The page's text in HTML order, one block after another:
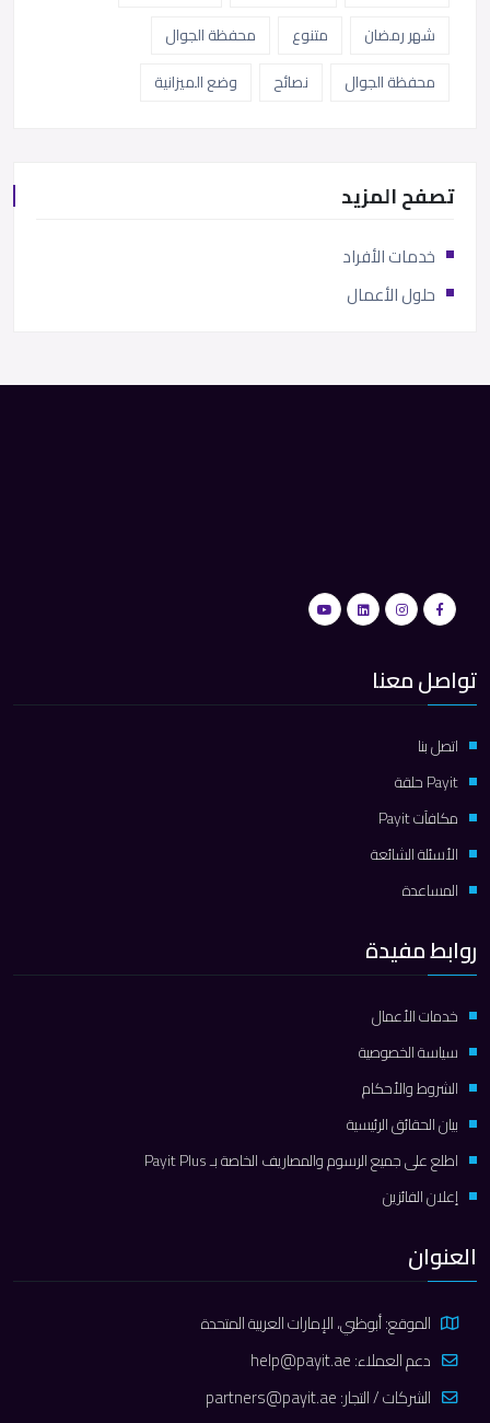
شهر رمضان
متنوع
محفظة الجوال
محفظة الجوال
نصائح وضع الميزانية
تصفح المزيد
خدمات الأفراد
حلول الأعمال
تواصل معنا
اتصل بنا
Payit حلقة
مكافآت Payit
الأسئلة الشائعة
المساعدة
روابط مفيدة
خدمات الأعمال
سياسة الخصوصية
الشروط والأحكام
بيان الحقائق الرئيسية
اطلع على جميع الرسوم والمصاريف الخاصة بـ Payit Plus
إعلان الفائزين
العنوان
الموقع: أبوظبي، الإمارات العربية المتحدة
دعم العملاء:help@payit.ae
الشركات / التجار:partners@payit.ae